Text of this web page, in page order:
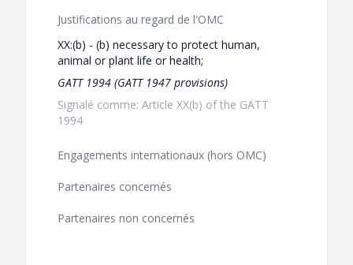
Justifications au regard de l'OMC
XX:(b) - (b) necessary to protect human,
animal or plant life or health;
GATT 1994 (GATT 1947 provisions)
Signalé comme: Article XX(b) of the GATT
1994
Engagements internationaux (hors OMC)
Partenaires concernés
Partenaires non concernés